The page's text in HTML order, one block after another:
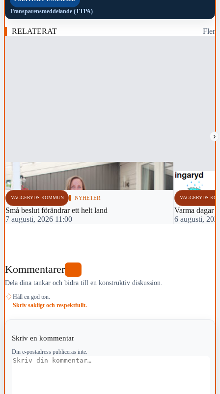
Transparensmeddelande (TTPA)
RELATERAT Fler
›
VAGGERYDS KOMMUN NYHETER
Små beslut förändrar ett helt land
7 augusti, 2026 11:00
VAGGERYDS
Varma dagar i
6 augusti,
Kommentarer
Dela dina tankar och bidra till en konstruktiv diskussion.
♢ Håll en god ton.
Skriv sakligt och respektfullt.
Skriv en kommentar
Din e-postadress publiceras inte.
Kommentar